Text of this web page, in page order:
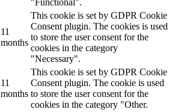
"Functional".
11
months
This cookie is set by GDPR Cookie
Consent plugin. The cookies is used
to store the user consent for the
cookies in the category
"Necessary".
11
months
This cookie is set by GDPR Cookie
Consent plugin. The cookie is used
to store the user consent for the
cookies in the category "Other.